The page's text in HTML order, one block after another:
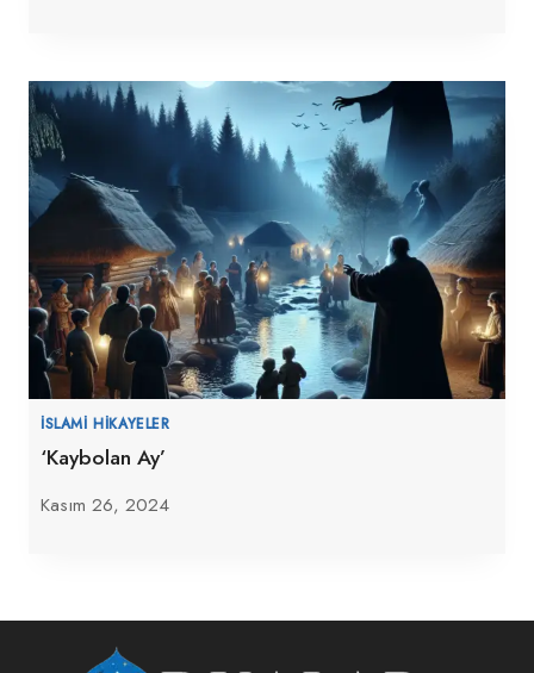
İSLAMI HIKAYELER
‘Kaybolan Ay’
Kasım 26, 2024